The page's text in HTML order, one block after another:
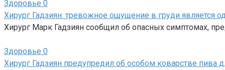
Здоровье 0
Хирург Гадзиян: тревожное ощущение в груди является
Хирург Марк Гадзиян сообщил об опасных симптомах,
Здоровье 0
Хирург Гадзиян предупредил об особом коварстве пива